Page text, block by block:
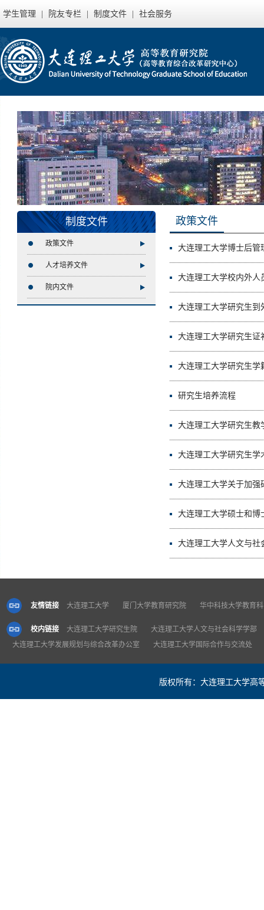
学生管理 院友专栏 制度文件 社会服务
制度文件
政策文件
人才培养文件
院内文件
政策文件
大连理工大学博士后管
大连理工大学校内外人
大连理工大学研究生到
大连理工大学研究生证
大连理工大学研究生学
研究生培养流程
大连理工大学研究生教
大连理工大学研究生学
大连理工大学硕士和博
大连理工大学人文与社
友情链接 大连理工大学 厦门大学教育研究院 华中科技大学教育
校内链接 大连理工大学研究生院
大连理工大学人文与社会科学学部
大连理工大学发展规划与综合改革办公室
大连理工大学国际合作与交流处
版权所有：大连理工大学高